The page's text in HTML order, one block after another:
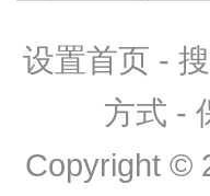
设置首页 -
方式 -
Copyright ©